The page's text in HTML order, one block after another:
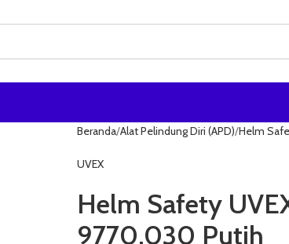
Beranda Alat Pelindung Diri (APD) Helm
UVEX
Helm Safety
9770.030 Putih